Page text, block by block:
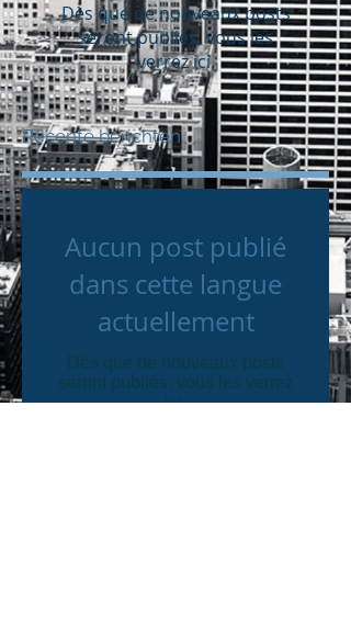
Dès que de nouveaux posts
seront publiés, vous les
verrez ici.
Recente berichten
Aucun post publié
dans cette langue
actuellement
Dès que de nouveaux posts
seront publiés, vous les verrez
ici.